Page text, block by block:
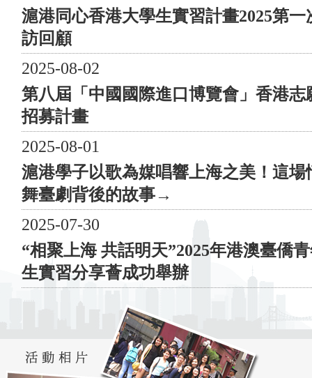
港慈善健步行——獻禮二十大，共慶回歸二十五”活動組
織架構 指導單位： 上海市人民政府港澳事務辦公室、
上海海外聯誼會、上海市青年聯合會、上海市政協港澳臺
僑委員會、中央人民政府駐香港特別行政區聯絡辦公室青
位： 香港特別行政區駐上海經濟貿易辦事處、香港貿易
發展局、香港旅遊發展局 主辦單位： 滬港青年會、東
經濟發展協會、上海香港聯會、上海市香港商會、紫菁少
青發展中心、香港挪亞方舟、Rainbow Foundation、香港
基督少年軍 贊助單位： 東亞銀行、張氏集團、泰寧學
建、沙鋼集團 “滬港慈善健步行——獻禮二十大，共慶
回歸二十五”參與隊伍 香港特別行政區駐上海經濟貿易
辦事處、上海市人民政府港澳事務辦公室、上海海外聯誼
會、上海市青年聯合會、上海市政協港澳臺僑委員會、香
港貿易發展局、香港旅遊發展局、上海市浦東新區海外聯
發展協會、上海海外聯誼會青年委員會、上海香港聯會、
上海僑聯青年總會、滬港專業人士聯會、滬港青年會、滬
港同學會、上海市香港商會、東亞銀行、紫菁少青發展中
心、泰寧學建、張氏控股、英美華人企業協會、MISS
滬港同心香港大學生實習計畫2025第一
訪回顧
2025-08-02
第八屆「中國國際進口博覽會」香港志
招募計畫
2025-08-01
滬港學子以歌為媒唱響上海之美！這場
舞臺劇背後的故事→
2025-07-30
“相聚上海 共話明天”2025年港澳臺僑
生實習分享薈成功舉辦